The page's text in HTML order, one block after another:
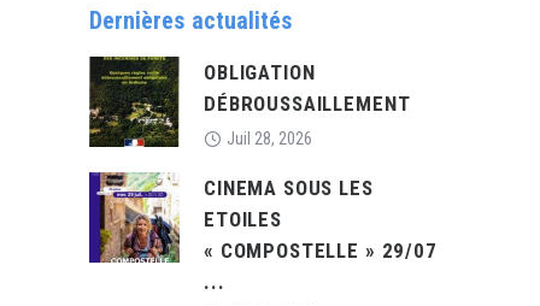
Dernières actualités
OBLIGATION
DÉBROUSSAILLEMENT
Juil 28, 2026
CINEMA SOUS LES
ETOILES
« COMPOSTELLE » 29/07
...